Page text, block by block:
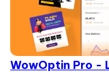
WowOptin Pro -